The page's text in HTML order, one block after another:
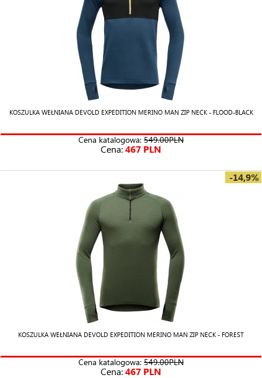
KOSZULKA WEŁNIANA DEVOLD EXPEDITION MERINO MAN ZIP NECK - FLOOD-BLACK
Cena katalogowa: 549.00PLN
Cena:467 PLN
-14,9%
KOSZULKA WEŁNIANA DEVOLD EXPEDITION MERINO MAN ZIP NECK - FOREST
Cena katalogowa: 549.00PLN
Cena:467 PLN